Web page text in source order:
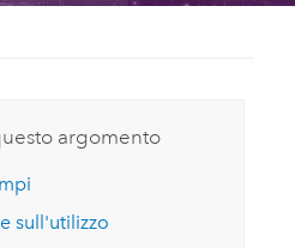
argomento
sull'utilizzo